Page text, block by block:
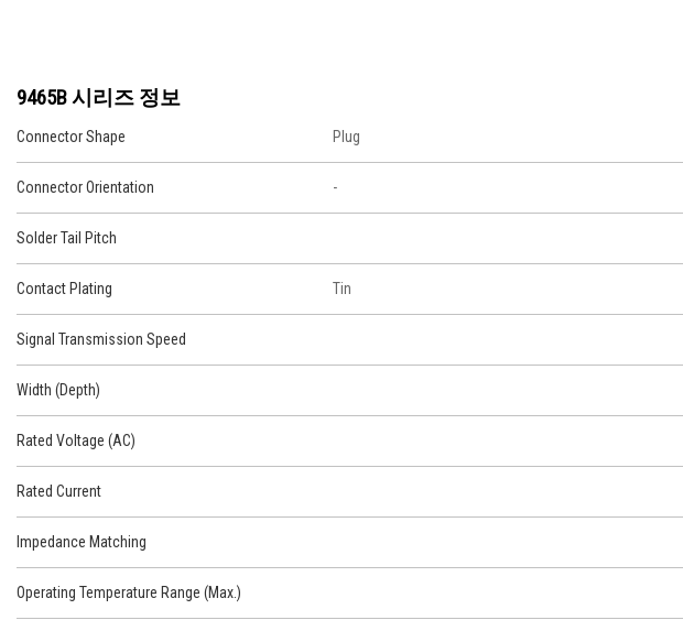
9465B 시리즈 정보
Connector Shape Plug
Connector Orientation -
Solder Tail Pitch
Contact Plating Tin
Signal Transmission Speed
Width (Depth)
Rated Voltage (AC)
Rated Current
Impedance Matching
Operating Temperature Range (Max.)